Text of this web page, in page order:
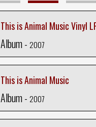
This is Animal Music Vinyl
Album - 2007
This is Animal Music
Album - 2007